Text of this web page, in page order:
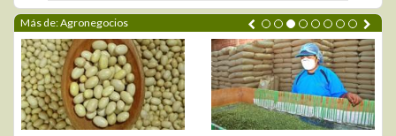
Más de: Agronegocios